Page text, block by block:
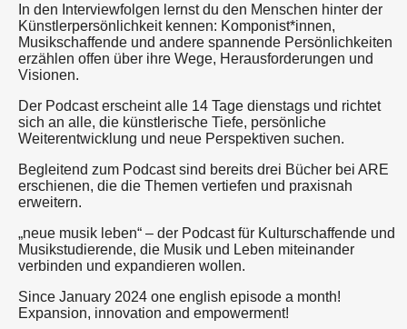
In den Interviewfolgen lernst du den Menschen hinter der
Künstlerpersönlichkeit kennen: Komponist*innen,
Musikschaffende und andere spannende Persönlichkeiten
erzählen offen über ihre Wege, Herausforderungen und
Visionen.
Der Podcast erscheint alle 14 Tage dienstags und richtet
sich an alle, die künstlerische Tiefe, persönliche
Weiterentwicklung und neue Perspektiven suchen.
Begleitend zum Podcast sind bereits drei Bücher bei ARE
erschienen, die die Themen vertiefen und praxisnah
erweitern.
„neue musik leben“ – der Podcast für Kulturschaffende und
Musikstudierende, die Musik und Leben miteinander
verbinden und expandieren wollen.
Since January 2024 one english episode a month!
Expansion, innovation and empowerment!